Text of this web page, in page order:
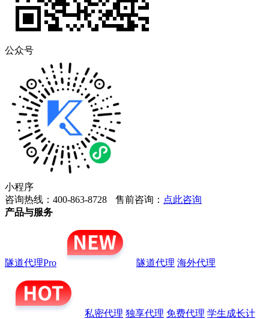
公众号
小程序
咨询热线：400-863-8728
售前咨询： 点此咨询
产品与服务
隧道代理Pro 隧道代理 海外代理
私密代理 独享代理 免费代理 学生成长计